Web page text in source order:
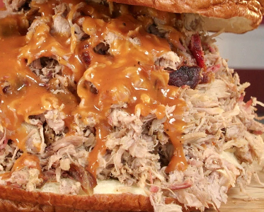
WhatsappFacebook
X
ciudad de Georgia, para
400 gramos compuesto de
cerdodesmenuzado y bañado
BBQ para demostrar si